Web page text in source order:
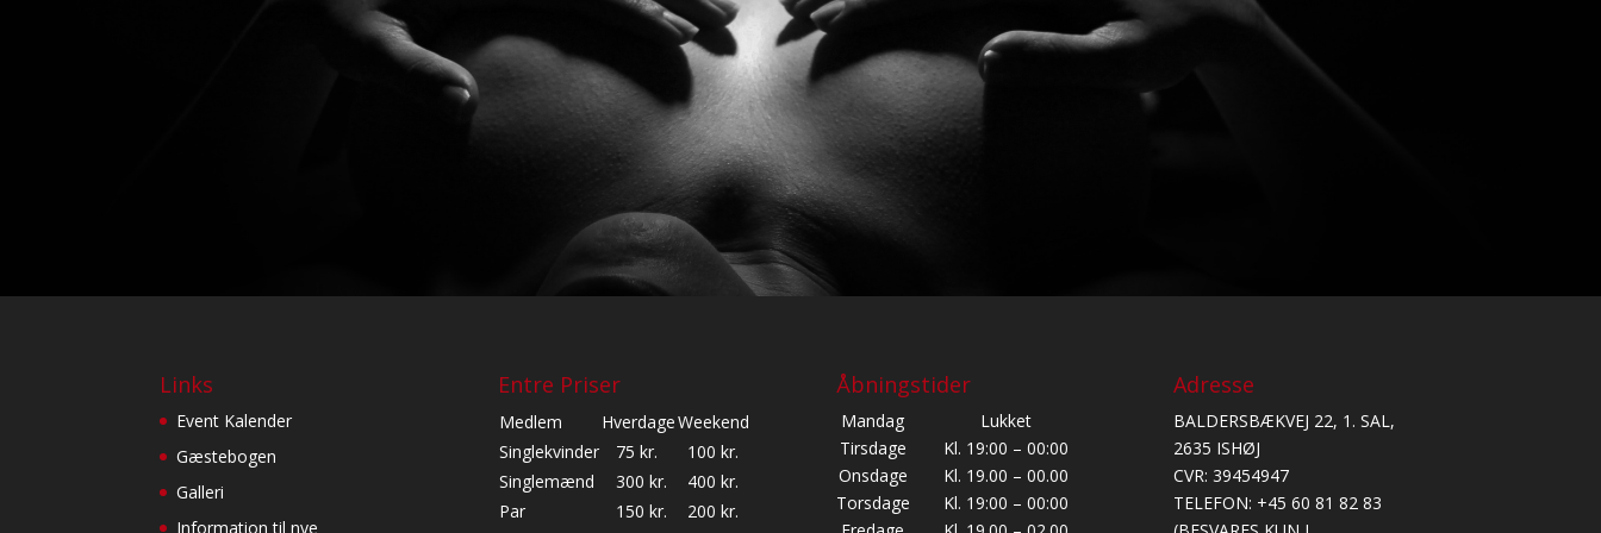
Links
Event Kalender
Gæstebogen
Galleri
Information til nye
Entre Priser
Medlem HverdageWeekend
Singlekvinder
75 kr.
100 kr.
Singlemænd
300 kr.
400 kr.
Par
150 kr.
200 kr.
Åbningstider
Mandag
Lukket
Tirsdage
Kl. 19:00 – 00:00
Onsdage
Kl. 19.00 – 00.00
Torsdage
Kl. 19:00 – 00:00
Adresse
BALDERSBÆKVEJ 22, 1. SAL,
2635 ISHØJ
CVR: 39454947
TELEFON: +45 60 81 82 83